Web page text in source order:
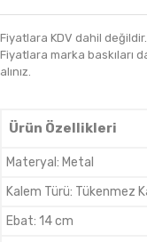
Fiyatlara KDV dahil değildir.
Fiyatlara marka baskıları
alınız.
Ürün Özellikleri
Materyal : Metal
Kalem Türü: Tükenmez
Ebat: 14 cm